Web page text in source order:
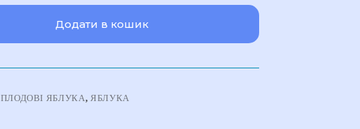
Додати в кошик
ПЛОДОВІ ЯБЛУКА, ЯБЛУКА